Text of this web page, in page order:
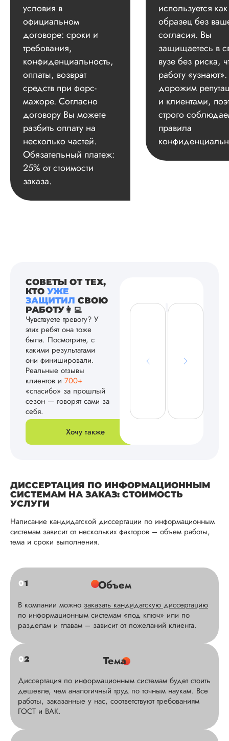
условия в
официальном
договоре: сроки и
требования,
конфиденциальность,
оплаты, возврат
средств при форс-
мажоре. Согласно
договору Вы можете
разбить оплату на
несколько частей.
Обязательный платеж:
25% от стоимости
заказа.
используется как
образец без
согласия. Вы
защищаетесь в
вузе без риска,
работу
дорожим
и клиентами,
строго
правила
СОВЕТЫ ОТ ТЕХ,
КТО УЖЕ
ЗАЩИТИЛ СВОЮ
РАБОТУ👩‍💻
Чувствуете тревогу? У
этих ребят она тоже
была. Посмотрите, с
какими результатами
они финишировали.
Реальные отзывы
клиентов и 700+
«спасибо» за прошлый
сезон — говорят сами за
себя.
Хочу также
ДИССЕРТАЦИЯ ПО ИНФОРМАЦИОННЫМ
СИСТЕМАМ НА ЗАКАЗ: СТОИМОСТЬ
УСЛУГИ
Написание кандидатской диссертации по информационным
системам зависит от нескольких факторов – объем работы,
тема и сроки выполнения.
01 Объем
В компании можно заказать кандидатскую диссертацию
по информационным системам «под ключ» или по
разделам и главам – зависит от пожеланий клиента.
02 Тема
Диссертация по информационным системам будет стоить
дешевле, чем аналогичный труд по точным наукам. Все
работы, заказанные у нас, соответствуют требованиям
ГОСТ и ВАК.